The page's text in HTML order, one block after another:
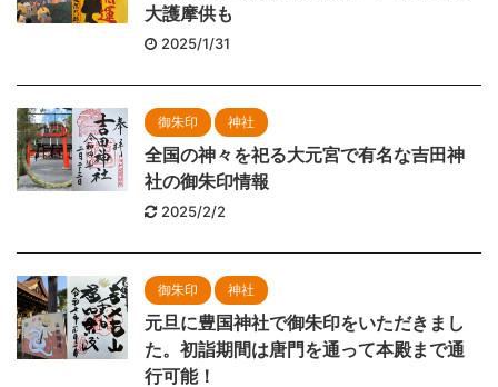
大護摩供も
2025/1/31
御朱印 神社
全国の神々を祀る大元宮で有名な吉田神
社の御朱印情報
2025/2/2
御朱印 神社
元旦に豊国神社で御朱印をいただきまし
た。初詣期間は唐門を通って本殿まで通
行可能！